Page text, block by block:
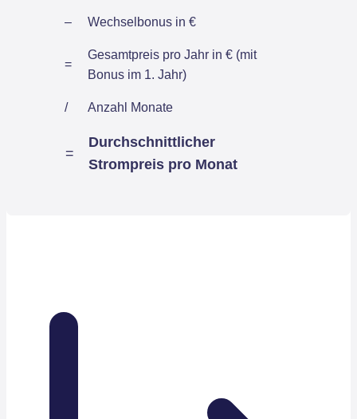
– Wechselbonus in €
=
Gesamtpreis pro Jahr in € (mit
Bonus im 1. Jahr)
/ Anzahl Monate
=
Durchschnittlicher
Strompreis pro Monat